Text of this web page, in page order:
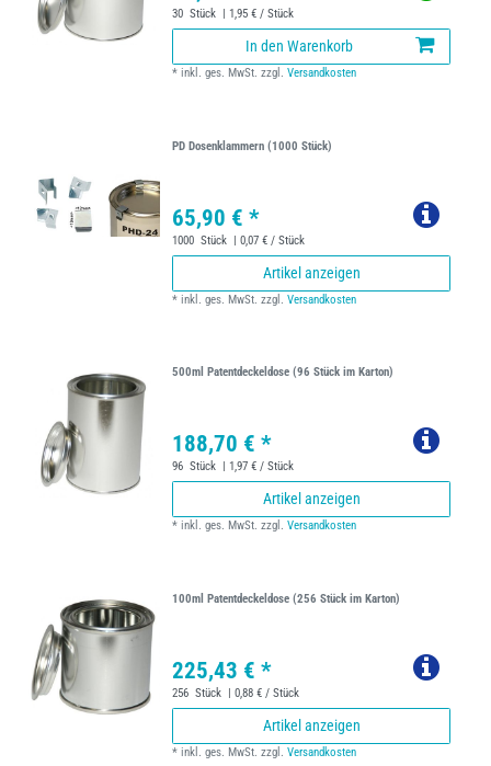
30 Stück | 1,95 € / Stück
In den Warenkorb
*inkl. ges. MwSt. zzgl.Versandkosten
PD Dosenklammern (1000 Stück)
65,90 € *
1000 Stück | 0,07 € / Stück
Artikel anzeigen
*inkl. ges. MwSt. zzgl.Versandkosten
500ml Patentdeckeldose (96 Stück im Karton)
188,70 € *
96 Stück | 1,97 € / Stück
Artikel anzeigen
*inkl. ges. MwSt. zzgl.Versandkosten
100ml Patentdeckeldose (256 Stück im Karton)
225,43 € *
256 Stück | 0,88 € / Stück
Artikel anzeigen
*inkl. ges. MwSt. zzgl.Versandkosten